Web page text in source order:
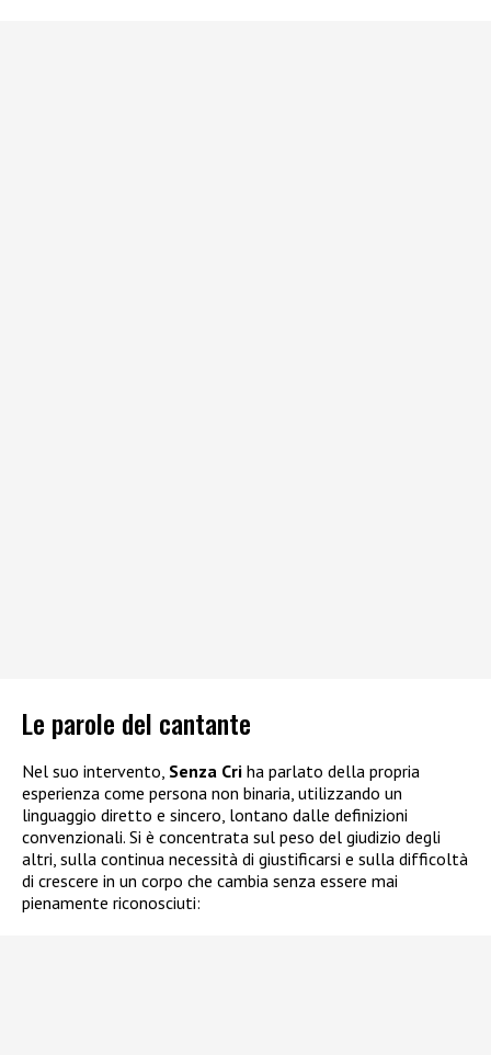
Le parole del cantante
Nel suo intervento, Senza Cri ha parlato della propria
esperienza come persona non binaria, utilizzando un
linguaggio diretto e sincero, lontano dalle definizioni
convenzionali. Si è concentrata sul peso del giudizio degli
altri, sulla continua necessità di giustificarsi e sulla difficoltà
di crescere in un corpo che cambia senza essere mai
pienamente riconosciuti: